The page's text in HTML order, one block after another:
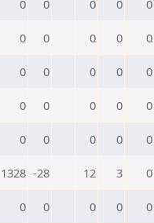
0 0 0 0 0
0 0 0 0 0
0 0 0 0 0
0 0 0 0 0
0 0 0 0 0
1328 -28 12 3 0
0 0 0 0 0